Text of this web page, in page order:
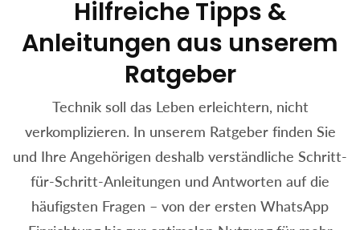
Hilfreiche Tipps &
Anleitungen aus unserem
Ratgeber
Technik soll das Leben erleichtern, nicht
verkomplizieren. In unserem Ratgeber finden Sie
und Ihre Angehörigen deshalb verständliche Schritt-
für-Schritt-Anleitungen und Antworten auf die
häufigsten Fragen – von der ersten WhatsApp